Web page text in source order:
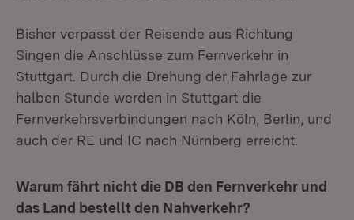
Bisher verpasst der Reisende aus Richtung
Singen die Anschlüsse zum Fernverkehr in
Stuttgart. Durch die Drehung der Fahrlage zur
halben Stunde werden in Stuttgart die
Fernverkehrsverbindungen nach Köln, Berlin, und
auch der RE und IC nach Nürnberg erreicht.
Warum fährt nicht die DB den Fernverkehr und
das Land bestellt den Nahverkehr?